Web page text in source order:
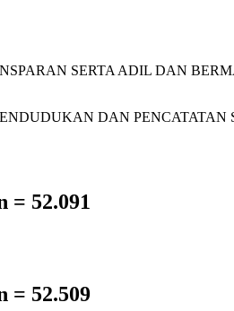
SERTA ADIL DAN
DAN PENCATATAN
= 52.091
= 52.509